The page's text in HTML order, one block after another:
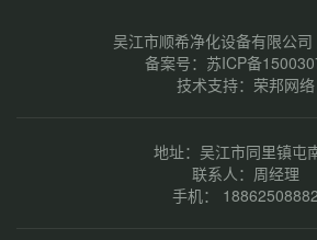
吴江市顺希净化设备有限公司
备案号： 苏ICP备
技术支持：荣邦网络
地址：吴江市同里镇屯
联系人：周经理
手机： 18862508882